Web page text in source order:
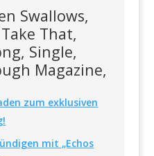
Swallows,
That,
Single,
Magazine,
zum exklusiven
mit „Echos